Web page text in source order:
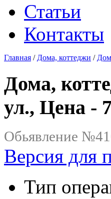
Статьи
Контакты
Главная / Дома, коттеджи / Дом
Дома,
ул., Цена -
Обьявление
Версия для
Тип